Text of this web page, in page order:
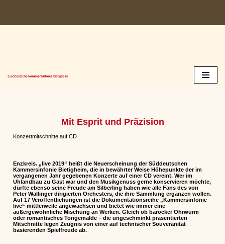
Zum
Mit Esprit und Präzision
Konzertmitschnitte auf CD
Enzkreis. „live 2019“ heißt die Neuerscheinung der Süddeutschen
Kammersinfonie Bietigheim, die in bewährter Weise Höhepunkte der im
vergangenen Jahr gegebenen Konzerte auf einer CD vereint. Wer im
Uhlandbau zu Gast war und den Musikgenuss gerne konservieren möchte,
dürfte ebenso seine Freude am Silberling haben wie alle Fans des von
Peter Wallinger dirigierten Orchesters, die ihre Sammlung ergänzen wollen.
Auf 17 Veröffentlichungen ist die Dokumentationsreihe „Kammersinfonie
live“ mittlerweile angewachsen und bietet wie immer eine
außergewöhnliche Mischung an Werken. Gleich ob barocker Ohrwurm
oder romantisches Tongemälde – die ungeschminkt präsentierten
Mitschnitte legen Zeugnis von einer auf technischer Souveränität
basierenden Spielfreude ab.